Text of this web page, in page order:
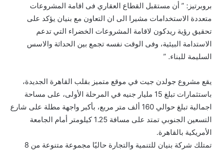
بروبرتيز: ” أن مستقبل القطاع العقاري فى اقامة المشروعات
متعددة الاستخدامات مشيرا الى ان التعاون مع بنيان يؤكد على
تحقيق رؤية ريدكون لاقامة المشروعات الخضراء التي تدعم
الاستدامة البيئية، وفى الوقت نفسه تجمع بين الحداثة والاسس
السليمة للبناء. ”
يقع مشروع جولدن جيت في موقع متميز بقلب القاهرة الجديدة،
باستثمارات تبلغ 15 مليار جنيه في المرحلة الأولى، على مساحة
اجمالية تبلغ حوالي 160 ألف متر مربع، بأكبر واجهة مطلة على شارع
التسعين الجنوبي تمتد على مسافة 1.25 كيلومتر أمام الجامعة
الأمريكية بالقاهرة.
تمتلك شركة بنيان للتنمية والتجارة حاليًا مجموعة متنوعة من 8